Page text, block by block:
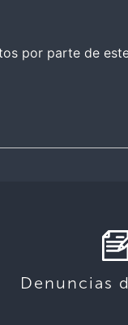
por parte de
Denuncias